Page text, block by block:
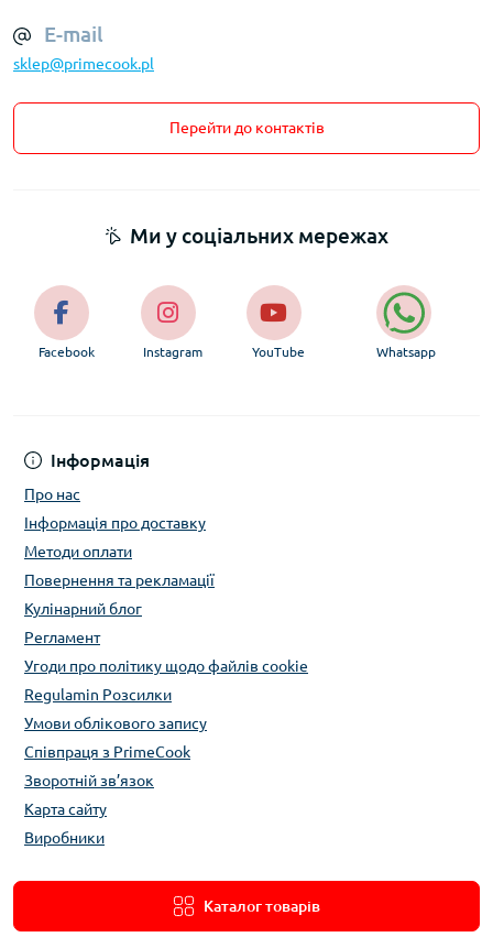
E-mail
sklep@primecook.pl
Перейти до контактів
Інформація
Про нас
Інформація про доставку
Методи оплати
Повернення та рекламації
Кулінарний блог
Регламент
Угоди про політику щодо файлів cookie
Regulamin Розсилки
Умови облікового запису
Співпраця з PrimeCook
Зворотній зв’язок
Карта сайту
Виробники
Каталог товарів
Ми у соціальних мережах
Facebook Instagram YouTube Whatsapp